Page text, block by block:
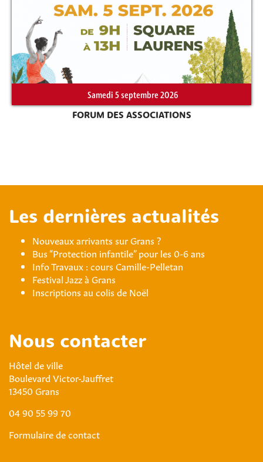
Samedi 5 septembre 2026
FORUM DES ASSOCIATIONS
Les dernières actualités
Nouveaux arrivants sur Grans ?
Bus “Protection infantile” pour les 0-6 ans
Info Travaux : cours Camille-Pelletan
Festival Jazz à Grans
Inscriptions au colis de Noël
Nous contacter
Hôtel de ville
Boulevard Victor-Jauffret
13450 Grans
04 90 55 99 70
Formulaire de contact